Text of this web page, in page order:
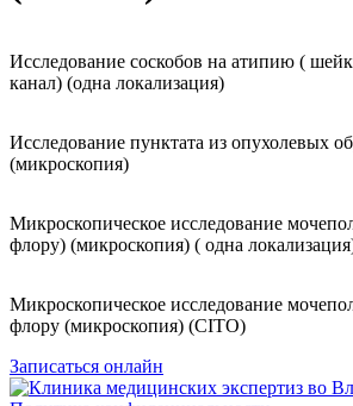
Исследование соскобов на атипию (
канал) (одна локализация)
Исследование пунктата из опухолевых
(микроскопия)
Микроскопическое исследование
флору) (микроскопия) ( одна
Микроскопическое исследование
флору (микроскопия) (CITO)
Записаться онлайн